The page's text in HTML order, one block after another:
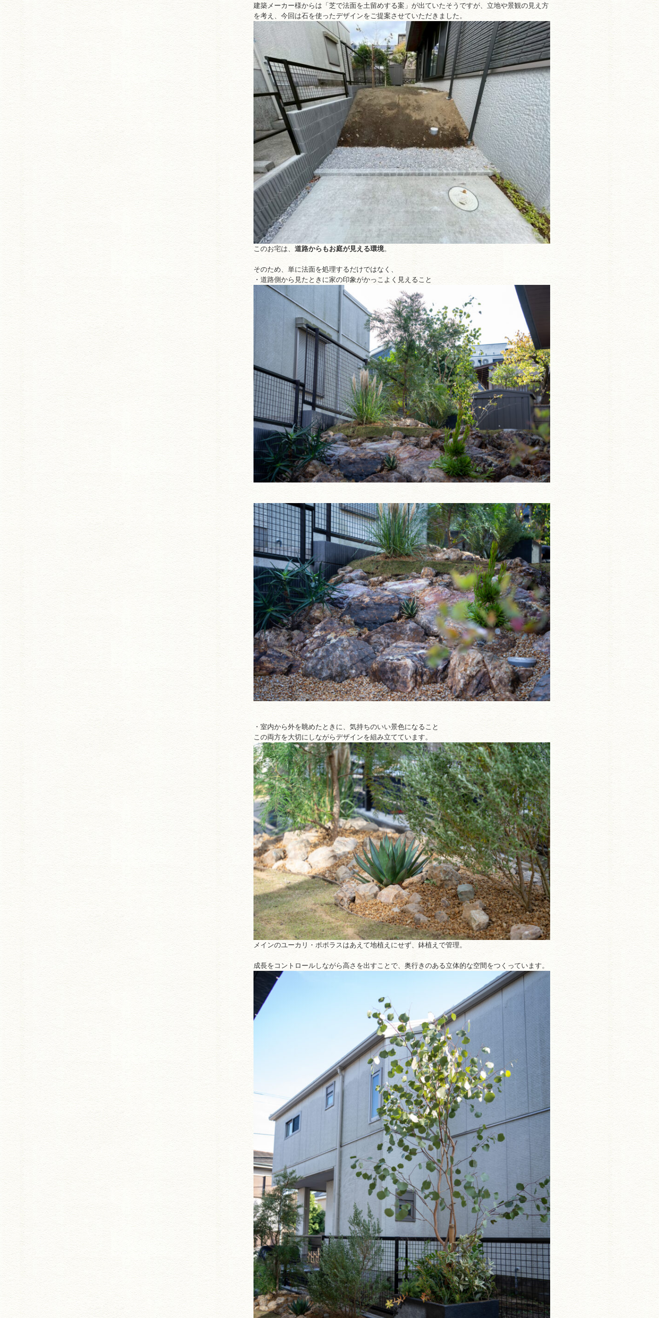
建築メーカー様からは「芝で法面を土留めする案」が出ていたそうですが、立地や景観の見え方
を考え、今回は石を使ったデザインをご提案させていただきました。
このお宅は、 道路からもお庭が見える環境。
そのため、単に法面を処理するだけではなく、
・道路側から見たときに家の印象がかっこよく見えること
・室内から外を眺めたときに、気持ちのいい景色になること
この両方を大切にしながらデザインを組み立てています。
メインのユーカリ・ポポラスはあえて地植えにせず、鉢植えで管理。
成長をコントロールしながら高さを出すことで、奥行きのある立体的な空間をつくっています。